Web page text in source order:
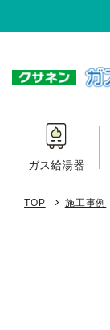
ガス給湯器
TOP 施工事例